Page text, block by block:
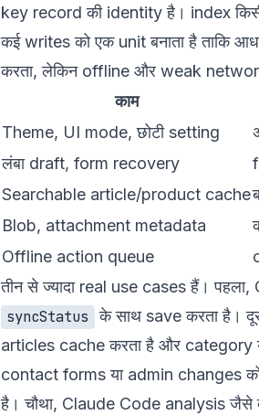
key record की identity है। index
कई writes को एक unit बनाता है ताकि
करता, लेकिन offline और weak
काम
Theme, UI mode, छोटी setting
लंबा draft, form recovery
Searchable article/product cache
Blob, attachment metadata
Offline action queue
तीन से ज्यादा real use cases हैं।
syncStatus के साथ save करता है।
articles cache करता है और category
contact forms या admin changes
है। चौथा, Claude Code analysis जैसे